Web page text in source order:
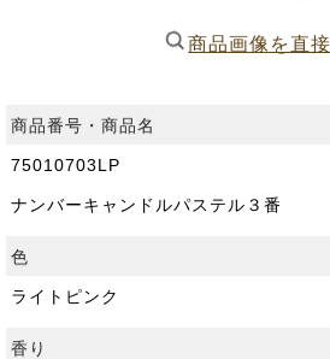
商品画像を直
商品番号・商品名
75010703LP
ナンバーキャンドルパステル３番
色
ライトピンク
香り